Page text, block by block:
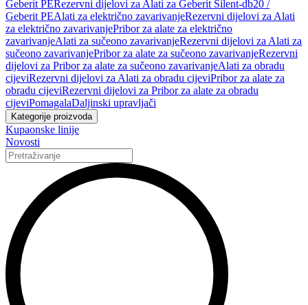
Geberit PERezervni dijelovi za Alati za Geberit Silent-db20 /
Geberit PEAlati za električno zavarivanjeRezervni dijelovi za Alati
za električno zavarivanjePribor za alate za električno
zavarivanjeAlati za sučeono zavarivanjeRezervni dijelovi za Alati za
sučeono zavarivanjePribor za alate za sučeono zavarivanjeRezervni
dijelovi za Pribor za alate za sučeono zavarivanjeAlati za obradu
cijeviRezervni dijelovi za Alati za obradu cijeviPribor za alate za
obradu cijeviRezervni dijelovi za Pribor za alate za obradu
cijeviPomagalaDaljinski upravljači
Kategorije proizvoda
Kupaonske linije
Novosti